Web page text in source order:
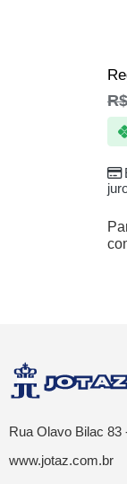
R$
Rua Olavo Bilac
www.jotaz.com.br